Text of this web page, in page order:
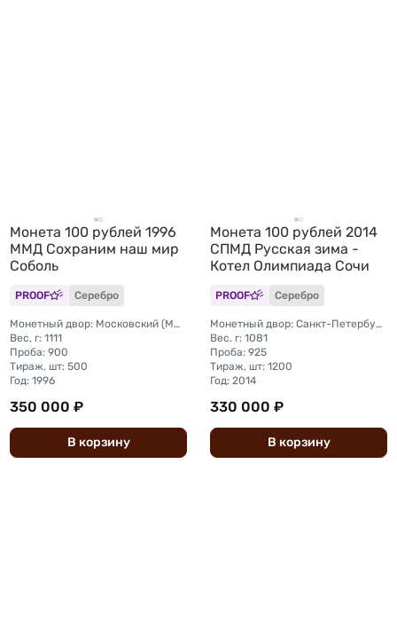
Монета 100 рублей 1996
ММД Сохраним наш мир
Соболь
PROOF Серебро
Монетный двор: Московский (ММД)
Вес, г: 1111
Проба: 900
Тираж, шт: 500
Год: 1996
350 000 ₽
В корзину
Монета 100 рублей 2014
СПМД Русская зима -
Котел Олимпиада Сочи
PROOF Серебро
Монетный двор: Санкт-Петербургский (СПМД)
Вес, г: 1081
Проба: 925
Тираж, шт: 1200
Год: 2014
330 000 ₽
В корзину